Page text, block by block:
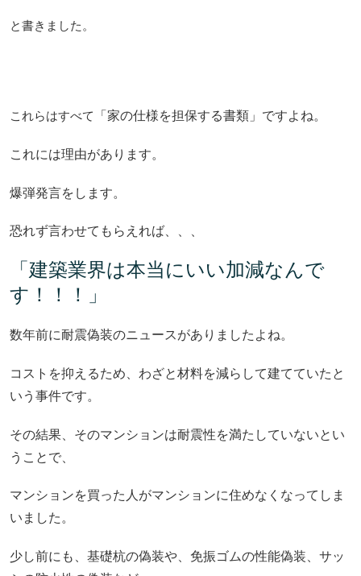
と書きました。
これらはすべて 「家の仕様を担保する書類」ですよね。
これには理由があります。
爆弾発言をします。
恐れず言わせてもらえれば、、、
「建築業界は本当にいい加減なんで
す！！！」
数年前に耐震偽装のニュースがありましたよね。
コストを抑えるため、わざと材料を減らして建てていたと
いう事件です。
その結果、そのマンションは耐震性を満たしていないとい
うことで、
マンションを買った人がマンションに住めなくなってしま
いました。
少し前にも、基礎杭の偽装や、免振ゴムの性能偽装、サッ